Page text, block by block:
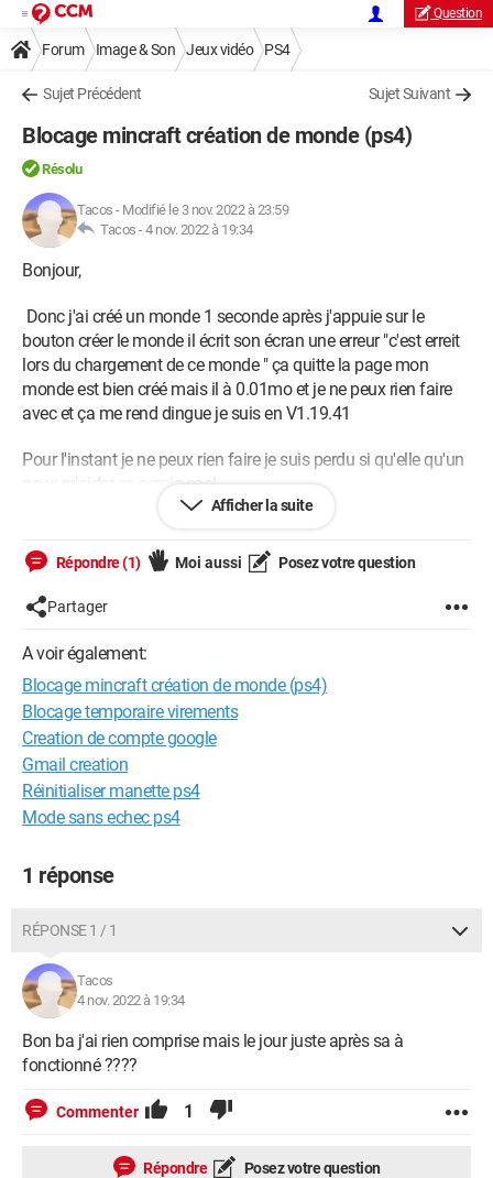
Question
Forum Image & Son Jeux vidéo PS4
Sujet Précédent Sujet Suivant
Blocage mincraft création de monde (ps4)
Résolu
Tacos - Modifié le 3 nov. 2022 à 23:59
Tacos -4 nov. 2022 à 19:34
Bonjour,
Donc j'ai créé un monde 1 seconde après j'appuie sur le
bouton créer le monde il écrit son écran une erreur "c'est erreit
lors du chargement de ce monde " ça quitte la page mon
monde est bien créé mais il à 0.01mo et je ne peux rien faire
avec et ça me rend dingue je suis en V1.19.41
Pour l'instant je ne peux rien faire je suis perdu si qu'elle qu'un
peux m'aider sa serais cool
Afficher la suite
Répondre (1) Moi aussi Posez votre question
Partager
A voir également:
Blocage mincraft création de monde (ps4)
Blocage temporaire virements
Creation de compte google
Gmail creation
Réinitialiser manette ps4
Mode sans echec ps4
1 réponse
RÉPONSE 1 / 1
Tacos
4 nov. 2022 à 19:34
Bon ba j'ai rien comprise mais le jour juste après sa à
fonctionné ????
Commenter 1
Répondre Posez votre question